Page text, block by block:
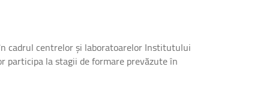
cadrul centrelor și laboratoarelor Institutului
participa la stagii de formare prevăzute în